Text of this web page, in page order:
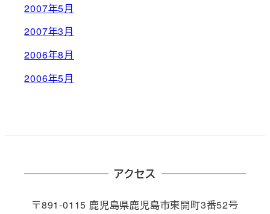
2007年5月
2007年3月
2006年8月
2006年5月
アクセス
〒891-0115 鹿児島県鹿児島市東開町3番52号